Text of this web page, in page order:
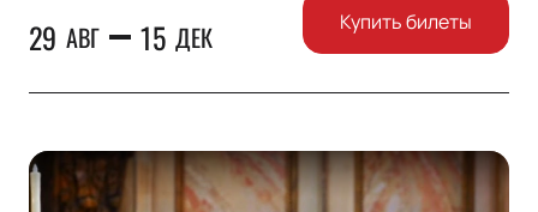
29 АВГ 15 ДЕК Купить билеты